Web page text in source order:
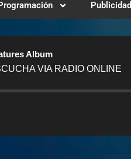
Publicidad
Album
VIA RADIO ONLINE